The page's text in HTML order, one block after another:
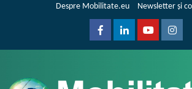
Despre Mobilitate.eu Newsletter și
FacebookLinkedinYoutube